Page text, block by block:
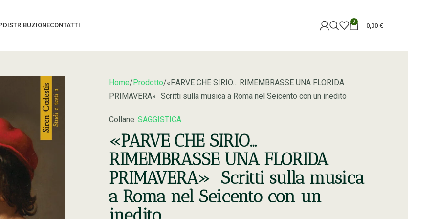
DISTRIBUZIONECONTATTI 0
0,00 €
Home Prodotto «PARVE CHE SIRIO… RIMEMBRASSE UNA FLORIDA
PRIMAVERA» Scritti sulla musica a Roma nel Seicento con un inedito
Collane: SAGGISTICA
«PARVE CHE SIRIO…
RIMEMBRASSE UNA FLORIDA
PRIMAVERA» Scritti sulla musica
a Roma nel Seicento con un